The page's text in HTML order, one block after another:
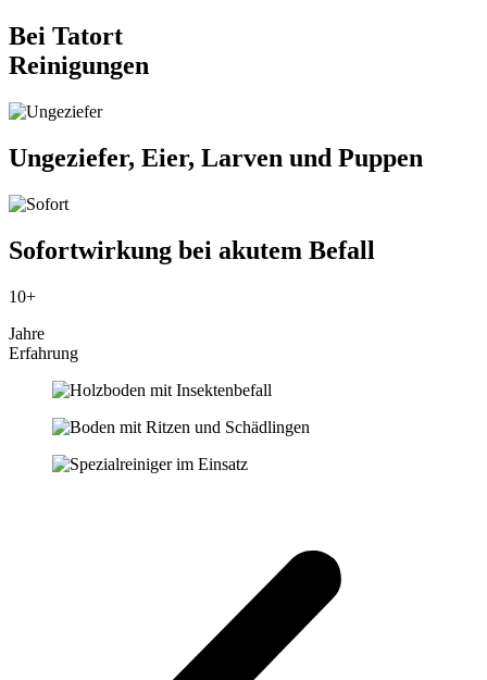
Bei Tatort
Reinigungen
Ungeziefer, Eier, Larven und Puppen
Sofortwirkung bei akutem Befall
10+
Jahre
Erfahrung